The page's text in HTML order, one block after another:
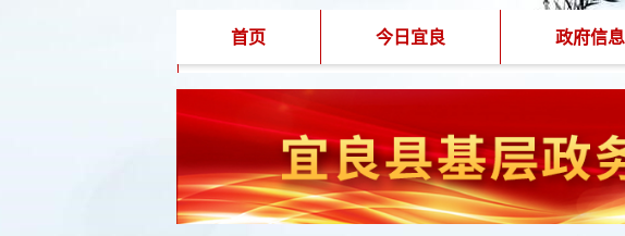
首页 今日宜良 政府信